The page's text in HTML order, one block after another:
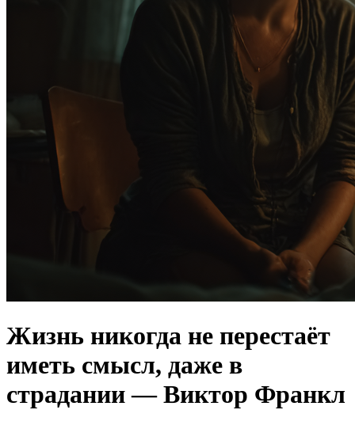
Жизнь никогда не перестаёт
иметь смысл, даже в
страдании — Виктор Франкл